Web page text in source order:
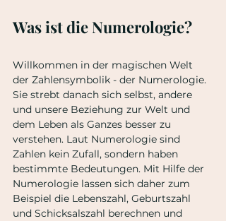
Was ist die Numerologie?
Willkommen in der magischen Welt
der Zahlensymbolik - der Numerologie.
Sie strebt danach sich selbst, andere
und unsere Beziehung zur Welt und
dem Leben als Ganzes besser zu
verstehen. Laut Numerologie sind
Zahlen kein Zufall, sondern haben
bestimmte Bedeutungen. Mit Hilfe der
Numerologie lassen sich daher zum
Beispiel die Lebenszahl, Geburtszahl
und Schicksalszahl berechnen und